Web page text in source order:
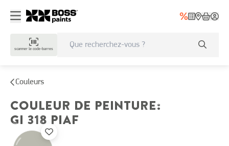
scanner le code-barres
Couleurs
COULEUR DE PEINTURE:
GI 318 PIAF